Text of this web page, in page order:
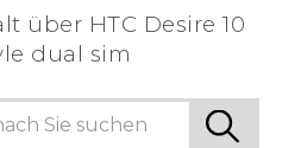
über‎ HTC Desire 10
dual sim